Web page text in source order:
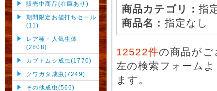
販売中商品(在庫あり)
期間限定お値打ちセール
(11)
レア種・人気生体
(2808)
カブトムシ成虫(1770)
クワガタ成虫(7249)
その他成虫(566)
商品カテゴリ：指
商品名： 指定なし
12522件の商品が
左の検索フォーム
ます。